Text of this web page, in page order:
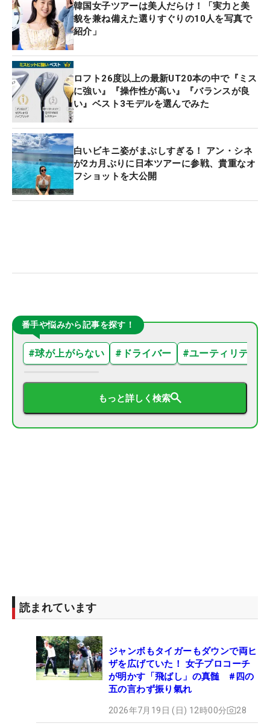
韓国女子ツアーは美人だらけ！「実力と美
貌を兼ね備えた選りすぐりの10人を写真で
紹介」
ロフト26度以上の最新UT20本の中で『ミス
に強い』『操作性が高い』『バランスが良
い』ベスト3モデルを選んでみた
白いビキニ姿がまぶしすぎる！ アン・シネ
が2カ月ぶりに日本ツアーに参戦、貴重なオ
フショットを大公開
番手や悩みから記事を探す！
#球が上がらない # ドライバー #ユーティリティ
もっと詳しく検索
読まれています
ジャンボもタイガーもダウンで両ヒ
ザを広げていた！ 女子プロコーチ
が明かす「飛ばし」の真髄 #四の
五の言わず振り氣れ
2026年7月19日 (日) 12時00分 28